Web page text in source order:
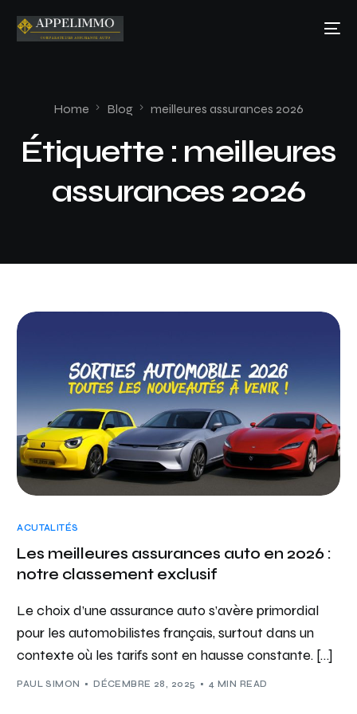
Home Blog meilleures assurances 2026
Étiquette : meilleures
assurances 2026
ACUTALITÉS
Les meilleures assurances auto en 2026 :
notre classement exclusif
Le choix d’une assurance auto s’avère primordial
pour les automobilistes français, surtout dans un
contexte où les tarifs sont en hausse constante. […]
PAUL SIMON DÉCEMBRE 28, 2025 4 MIN READ